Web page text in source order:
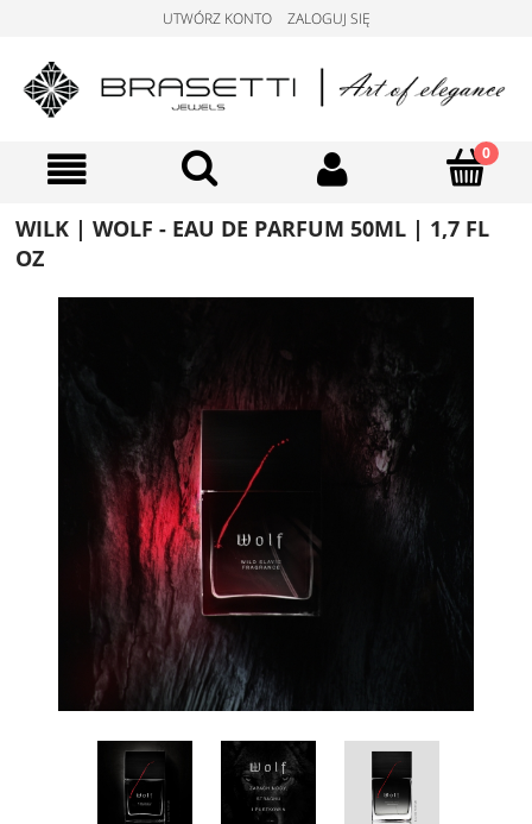
UTWÓRZ KONTO ZALOGUJ SIĘ
WILK | WOLF - EAU DE PARFUM 50ML | 1,7 FL
OZ